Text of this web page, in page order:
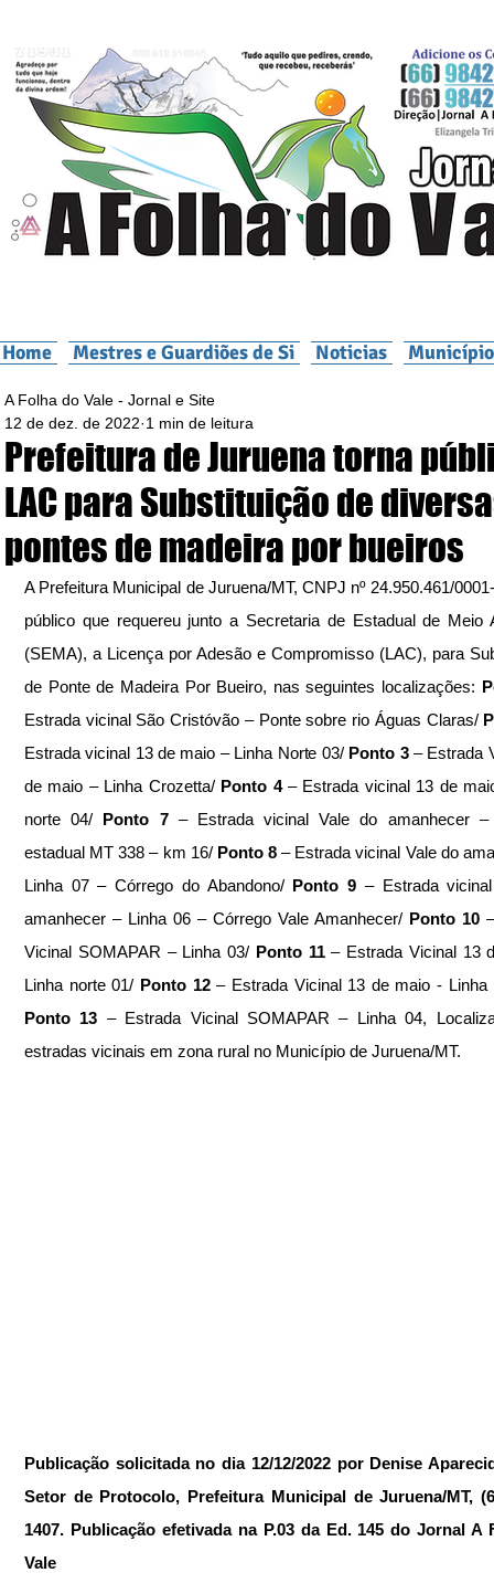
Home Mestres e Guardiões de Si Noticias
Prefeitura de Juruena torna
LAC para Substituição de
pontes de madeira por bueiros
A Folha do Vale - Jornal e Site
12 de dez. de 2022 1 min de leitura
A Prefeitura Municipal de Juruena/MT, CNPJ nº 24.950.461/
público que requereu junto a Secretaria de Estadual de Meio
(SEMA), a Licença por Adesão e Compromisso (LAC), para
de Ponte de Madeira Por Bueiro, nas seguintes localizações:
Estrada vicinal São Cristóvão – Ponte sobre rio Águas Claras/
Estrada vicinal 13 de maio – Linha Norte 03/ Ponto 3 – Estrada
de maio – Linha Crozetta/ Ponto 4 – Estrada vicinal 13 de
norte 04/ Ponto 7 – Estrada vicinal Vale do amanhecer –
estadual MT 338 – km 16/ Ponto 8 – Estrada vicinal Vale do
Linha 07 – Córrego do Abandono/ Ponto 9 – Estrada
amanhecer – Linha 06 – Córrego Vale Amanhecer/ Ponto 10
Vicinal SOMAPAR – Linha 03/ Ponto 11 – Estrada Vicinal 13
Linha norte 01/ Ponto 12
Ponto 13 – Estrada Vicinal SOMAPAR – Linha 04,
estradas vicinais em zona rural no Município de Juruena/MT.
Publicação solicitada no dia 12/12/2022 por Denise
Setor de Protocolo, Prefeitura Municipal de Juruena/MT,
1407. Publicação efetivada na P.03 da Ed. 145 do Jornal A
Vale